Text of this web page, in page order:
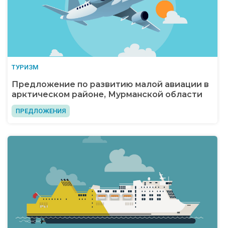
ТУРИЗМ
Предложение по развитию малой авиации в
арктическом районе, Мурманской области
ПРЕДЛОЖЕНИЯ